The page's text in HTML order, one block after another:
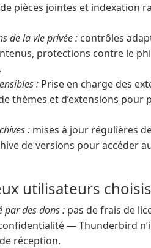
pièces jointes et indexation
de la vie privée : contrôles
protections contre le
: Prise en charge des
thèmes et d’extensions pour
: mises à jour régulières
de versions pour accéder
utilisateurs
par des dons : pas de frais de
— Thunderbird
réception.